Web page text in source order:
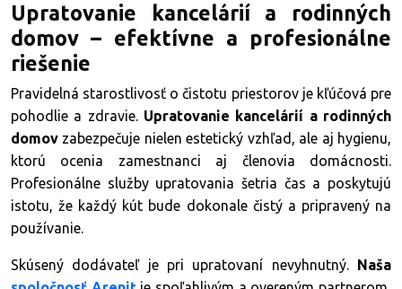
Upratovanie kancelárií a rodinných
domov – efektívne a profesionálne
riešenie
Pravidelná starostlivosť o čistotu priestorov je kľúčová pre
pohodlie a zdravie. Upratovanie kancelárií a rodinných
domov zabezpečuje nielen estetický vzhľad, ale aj hygienu,
ktorú ocenia zamestnanci aj členovia domácnosti.
Profesionálne služby upratovania šetria čas a poskytujú
istotu, že každý kút bude dokonale čistý a pripravený na
používanie.
Skúsený dodávateľ je pri upratovaní nevyhnutný.
Naša